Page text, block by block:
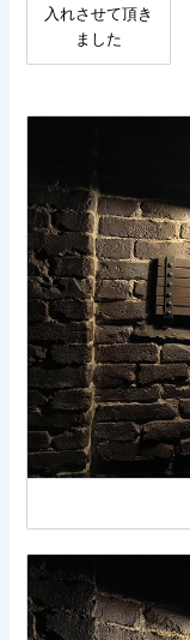
入れさせて頂き
ました